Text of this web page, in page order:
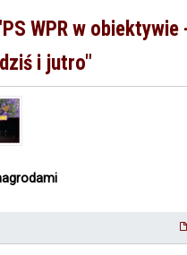
lokalnych
działania
WPR w obiektywie
i jutro"
Konkurs